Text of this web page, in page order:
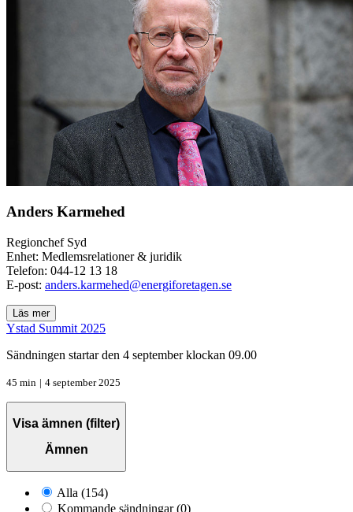
Anders Karmehed
Regionchef Syd
Enhet: Medlemsrelationer & juridik
Telefon: 044-12 13 18
E-post: anders.karmehed@energiforetagen.se
Läs mer
Ystad Summit 2025
Sändningen startar den 4 september klockan 09.00
45 min | 4 september 2025
Visa ämnen (filter)
Ämnen
Alla (154)
Kommande sändningar (0)